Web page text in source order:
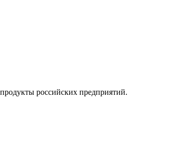
российских предприятий.